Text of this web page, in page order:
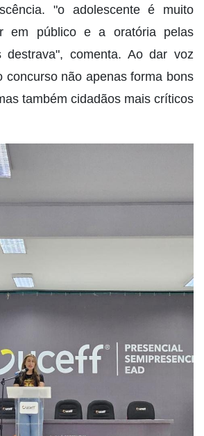
"o adolescente é muito
em público e a oratória pelas
destrava", comenta. Ao dar voz
concurso não apenas forma bons
também cidadãos mais críticos